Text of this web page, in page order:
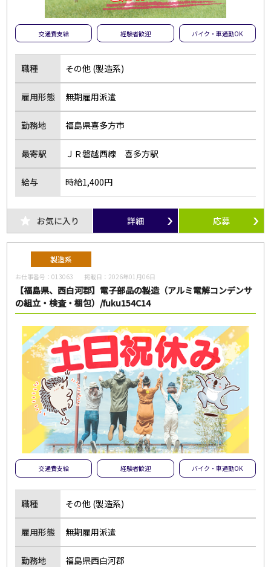
交通費支給 経験者歓迎 バイク・車通勤OK
職種 その他 (製造系)
雇用形態 無期雇用派遣
勤務地 福島県喜多方市
最寄駅 ＪＲ磐越西線 喜多方駅
給与 時給1,400円
お気に入り 詳細 応募
製造系
お仕事番号：013063 掲載日： 2026年01月06日
【福島県、西白河郡】電子部品の製造（アルミ電解コンデンサ
の組立・検査・梱包）/fuku154C14
交通費支給 経験者歓迎 バイク・車通勤OK
職種 その他 (製造系)
雇用形態 無期雇用派遣
勤務地 福島県西白河郡